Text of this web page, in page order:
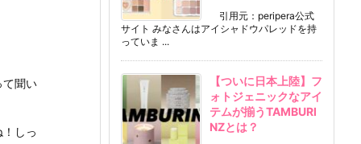
て聞い
しっ
引用元：peripera公式
サイト みなさんはアイシャドウパレッドを持
っていま ...
【ついに日本上陸】フ
ォトジェニックなアイ
テムが揃うTAMBURI
NZとは？